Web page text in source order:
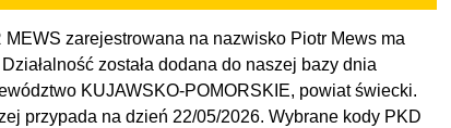
zarejestrowana na nazwisko Piotr Mews ma
została dodana do naszej bazy dnia
KUJAWSKO-POMORSKIE, powiat świecki.
przypada na dzień 22/05/2026. Wybrane kody PKD